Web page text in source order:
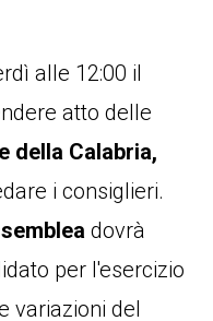
alle 12:00 il
atto delle
della Calabria,
i consiglieri.
dovrà
per l'esercizio
variazioni del